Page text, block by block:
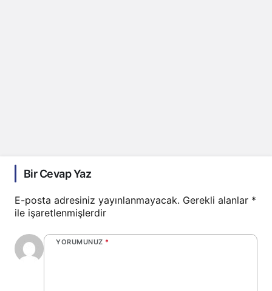
Bir Cevap Yaz
E-posta adresiniz yayınlanmayacak. Gerekli alanlar *
ile işaretlenmişlerdir
YORUMUNUZ *